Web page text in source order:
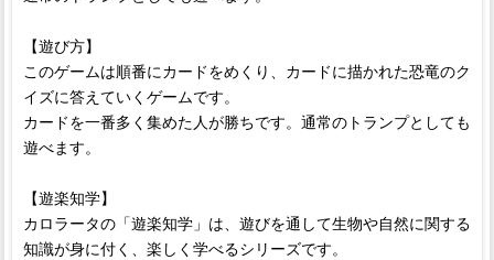
【遊び方】
このゲームは順番にカードをめくり、カードに描かれた恐竜のク
イズに答えていくゲームです。
カードを一番多く集めた人が勝ちです。通常のトランプとしても
遊べます。
【遊楽知学】
カロラータの「遊楽知学」は、遊びを通して生物や自然に関する
知識が身に付く、楽しく学べるシリーズです。